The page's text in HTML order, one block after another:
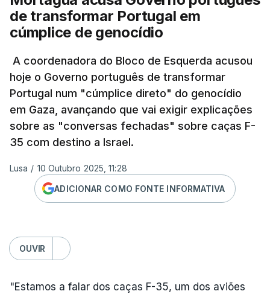
de transformar Portugal em
cúmplice de genocídio
A coordenadora do Bloco de Esquerda acusou
hoje o Governo português de transformar
Portugal num "cúmplice direto" do genocídio
em Gaza, avançando que vai exigir explicações
sobre as "conversas fechadas" sobre caças F-
35 com destino a Israel.
Lusa / 10 Outubro 2025, 11:28
ADICIONAR COMO FONTE INFORMATIVA
OUVIR
"Estamos a falar dos caças F-35, um dos aviões